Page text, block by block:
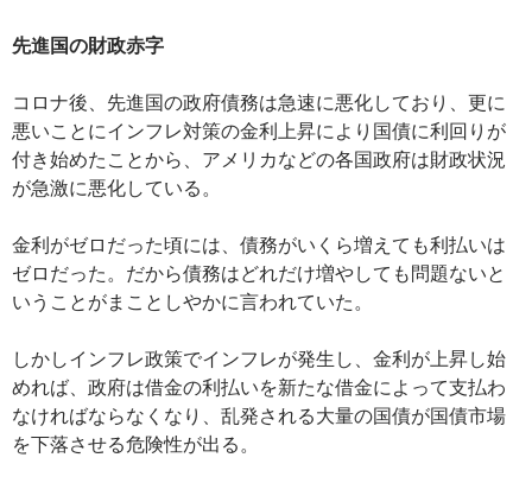
先進国の財政赤字
コロナ後、先進国の政府債務は急速に悪化しており、更に
悪いことにインフレ対策の金利上昇により国債に利回りが
付き始めたことから、アメリカなどの各国政府は財政状況
が急激に悪化している。
金利がゼロだった頃には、債務がいくら増えても利払いは
ゼロだった。だから債務はどれだけ増やしても問題ないと
いうことがまことしやかに言われていた。
しかしインフレ政策でインフレが発生し、金利が上昇し始
めれば、政府は借金の利払いを新たな借金によって支払わ
なければならなくなり、乱発される大量の国債が国債市場
を下落させる危険性が出る。